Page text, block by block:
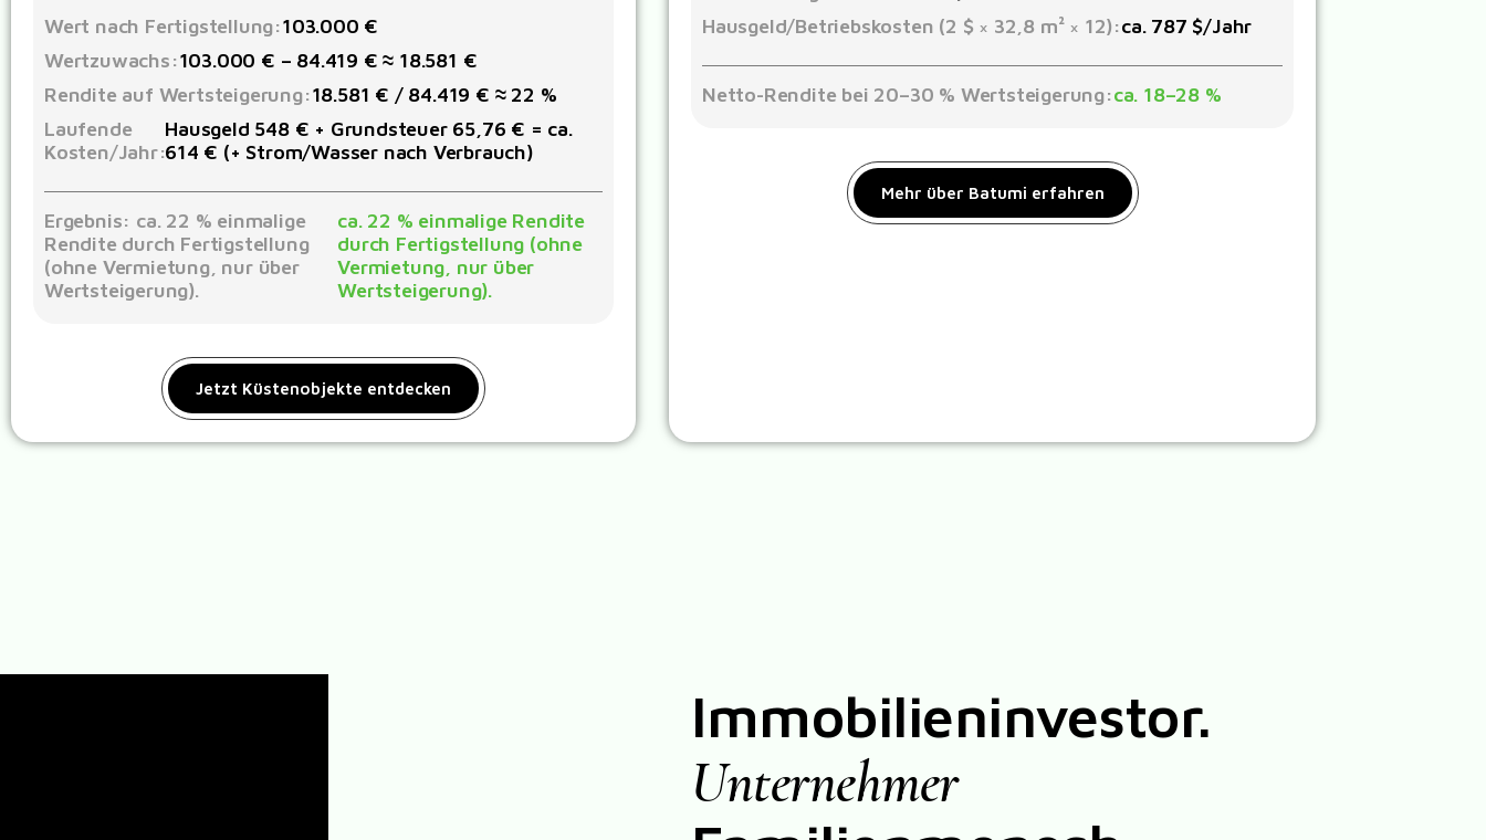
Wert nach Fertigstellung:103.000 €
Wertzuwachs:103.000 € – 84.419 € ≈ 18.581 €
Rendite auf Wertsteigerung:18.581 € / 84.419 € ≈ 22 %
Laufende
Kosten/Jahr:
Hausgeld 548 € + Grundsteuer 65,76 € = ca.
614 € (+ Strom/Wasser nach Verbrauch)
Ergebnis: ca. 22 % einmalige
Rendite durch Fertigstellung
(ohne Vermietung, nur über
Wertsteigerung).
ca. 22 % einmalige Rendite
durch Fertigstellung (ohne
Vermietung, nur über
Wertsteigerung).
Jetzt Küstenobjekte entdecken
Hausgeld/Betriebskosten (2 $ × 32,8 m² × 12):ca. 787 $/Jahr
Netto-Rendite bei 20–30 % Wertsteigerung:ca. 18–28 %
Mehr über Batumi erfahren
Immobilieninvestor.
Unternehmer